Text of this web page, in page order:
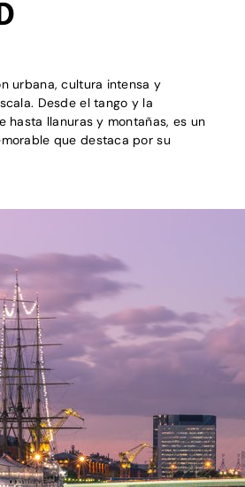
urbana, cultura intensa y
Desde el tango y la
hasta llanuras y montañas, es un
que destaca por su